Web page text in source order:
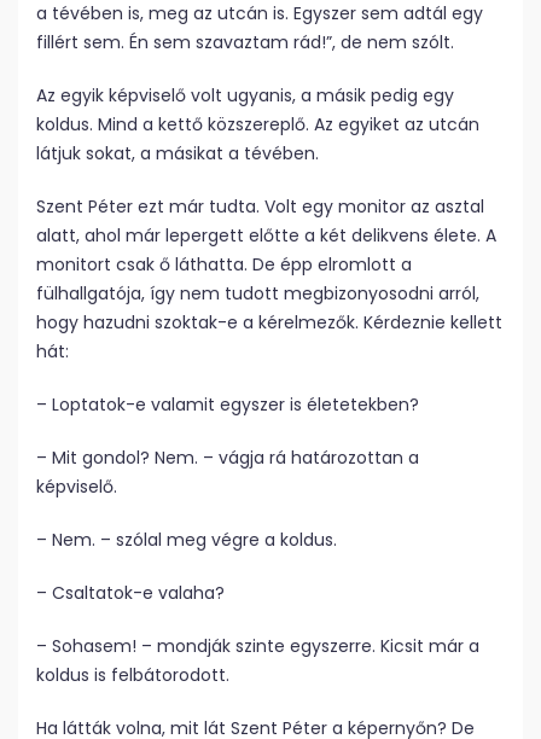
a tévében is, meg az utcán is. Egyszer sem adtál egy
fillért sem. Én sem szavaztam rád!”, de nem szólt.
Az egyik képviselő volt ugyanis, a másik pedig egy
koldus. Mind a kettő közszereplő. Az egyiket az utcán
látjuk sokat, a másikat a tévében.
Szent Péter ezt már tudta. Volt egy monitor az asztal
alatt, ahol már lepergett előtte a két delikvens élete. A
monitort csak ő láthatta. De épp elromlott a
fülhallgatója, így nem tudott megbizonyosodni arról,
hogy hazudni szoktak-e a kérelmezők. Kérdeznie kellett
hát:
– Loptatok-e valamit egyszer is életetekben?
– Mit gondol? Nem. – vágja rá határozottan a
képviselő.
– Nem. – szólal meg végre a koldus.
– Csaltatok-e valaha?
– Sohasem! – mondják szinte egyszerre. Kicsit már a
koldus is felbátorodott.
Ha látták volna, mit lát Szent Péter a képernyőn? De